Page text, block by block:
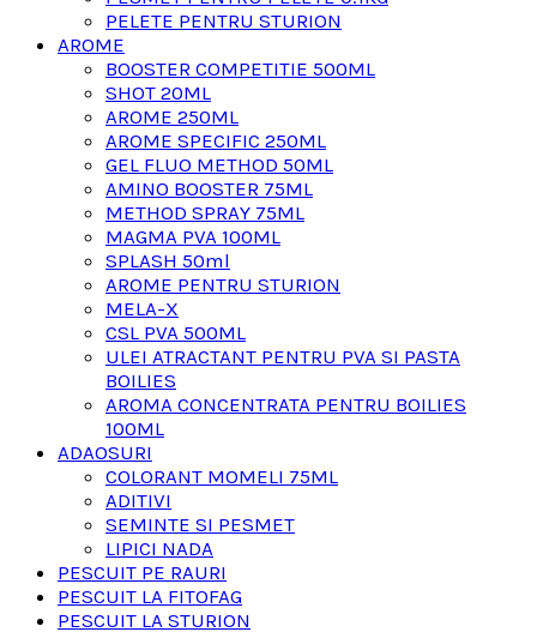
PELETE PENTRU STURION
AROME
BOOSTER COMPETITIE 500ML
SHOT 20ML
AROME 250ML
AROME SPECIFIC 250ML
GEL FLUO METHOD 50ML
AMINO BOOSTER 75ML
METHOD SPRAY 75ML
MAGMA PVA 100ML
SPLASH 50ml
AROME PENTRU STURION
MELA-X
CSL PVA 500ML
ULEI ATRACTANT PENTRU PVA SI PASTA
BOILIES
AROMA CONCENTRATA PENTRU BOILIES
100ML
ADAOSURI
COLORANT MOMELI 75ML
ADITIVI
SEMINTE SI PESMET
LIPICI NADA
PESCUIT PE RAURI
PESCUIT LA FITOFAG
PESCUIT LA STURION